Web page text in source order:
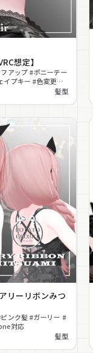
想定】
アップ #ポニーテー
イプキー #色変更可
髪型
リーリボンみつ
ンク髪 #ガーリー #
対応
髪型